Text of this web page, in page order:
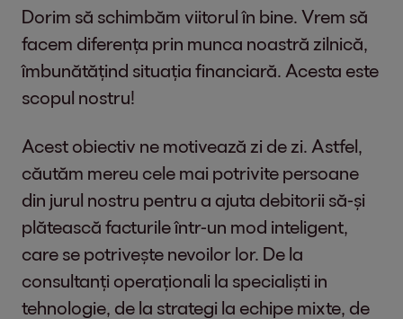
Dorim să schimbăm viitorul în bine. Vrem să
facem diferența prin munca noastră zilnică,
îmbunătățind situația financiară. Acesta este
scopul nostru!
Acest obiectiv ne motivează zi de zi. Astfel,
căutăm mereu cele mai potrivite persoane
din jurul nostru pentru a ajuta debitorii să-și
plătească facturile într-un mod inteligent,
care se potrivește nevoilor lor. De la
consultanți operaționali la specialiști in
tehnologie, de la strategi la echipe mixte, de